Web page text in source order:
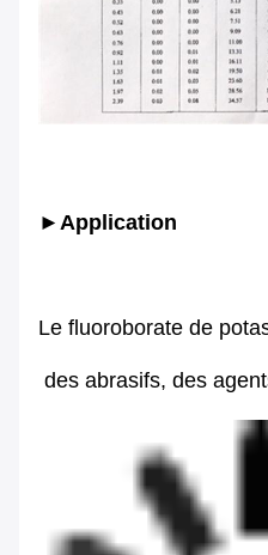
►Application
Le fluoroborate de
des abrasifs, des